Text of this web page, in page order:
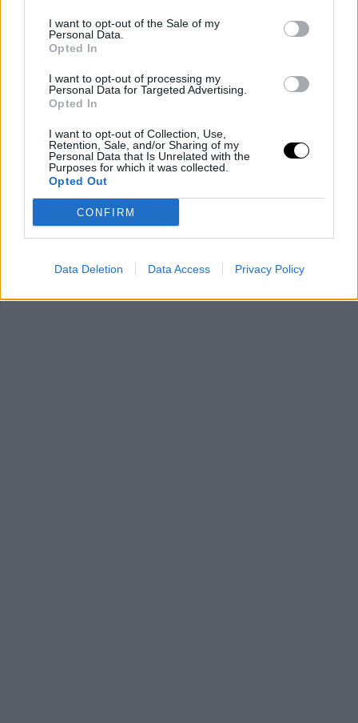
I want to opt-out of the Sale of my
Personal Data.
Opted In
I want to opt-out of processing my
Personal Data for Targeted Advertising.
Opted In
I want to opt-out of Collection, Use,
Retention, Sale, and/or Sharing of my
Personal Data that Is Unrelated with the
Purposes for which it was collected.
Opted Out
CONFIRM
Data Deletion Data Access Privacy Policy
A Hímivarsejtek Rejtett Szövetsége
A megtermékenyítést gyakran úgy ábrázolják, mint egy
versenyez egyetlen petesejtért. A Syracuse Egyetem, a
Sienai Egyetem és a Szegedi
Még több cikk